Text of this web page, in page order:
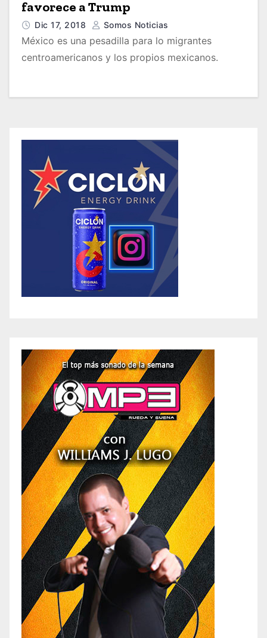
favorece a Trump
Dic 17, 2018 Somos Noticias
México es una pesadilla para lo migrantes
centroamericanos y los propios mexicanos.